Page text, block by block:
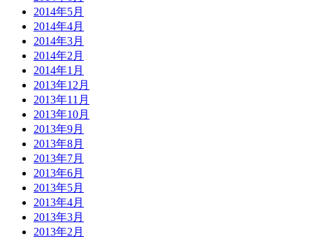
2014年5月
2014年4月
2014年3月
2014年2月
2014年1月
2013年12月
2013年11月
2013年10月
2013年9月
2013年8月
2013年7月
2013年6月
2013年5月
2013年4月
2013年3月
2013年2月